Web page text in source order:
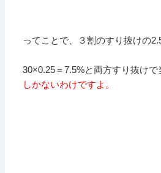
ってことで、３割のすり抜けの
30×0.25＝7.5%と両方すり抜けで
しかないわけですよ。